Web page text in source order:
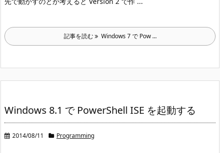
記事を読む Windows 7 で Pow ...
Windows 8.1 で PowerShell ISE を起動する
2014/08/11 Programming